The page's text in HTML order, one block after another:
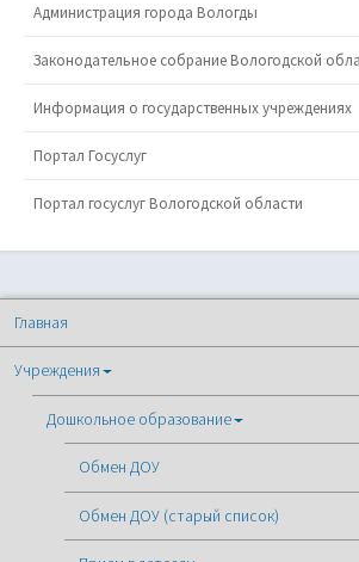
Администрация города Вологды
Законодательное собрание Вологодской
Информация о государственных учреждениях
Портал Госуслуг
Портал госуслуг Вологодской области
Главная
Учреждения
Дошкольное образование
Обмен ДОУ
Обмен ДОУ (старый список)